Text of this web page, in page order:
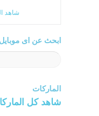
شاهد
ابحث عن اى موبايل
الماركات
شاهد كل